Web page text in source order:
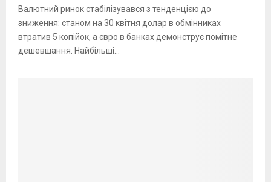
Валютний ринок стабілізувався з тенденцією до
зниження: станом на 30 квітня долар в обмінниках
втратив 5 копійок, а євро в банках демонструє помітне
дешевшання. Найбільші...